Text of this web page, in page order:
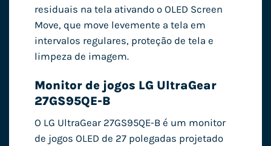
residuais na tela ativando o OLED Screen
Move, que move levemente a tela em
intervalos regulares, proteção de tela e
limpeza de imagem.
Monitor de jogos LG UltraGear
27GS95QE-B
O LG UltraGear 27GS95QE-B é um monitor
de jogos OLED de 27 polegadas projetado